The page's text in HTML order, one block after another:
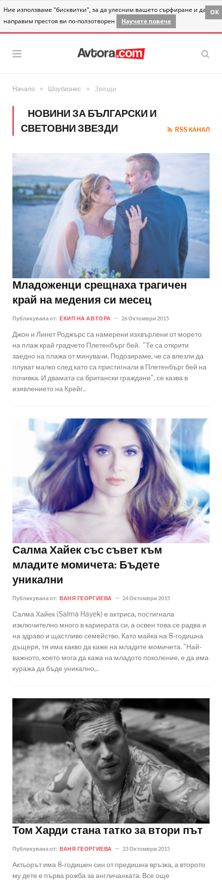
Ние използваме "бисквитки", за да улесним вашето сърфиране и да
направим престоя ви по-ползотворен
Научете повече
OK
Начало » Шоубизнес » Звезди
НОВИНИ ЗА БЪЛГАРСКИ И
СВЕТОВНИ ЗВЕЗДИ
RSS КАНАЛ
Младоженци срещнаха трагичен
край на медения си месец
Публикувана от: ЕКИП НА АВТОРА 26 Октомври 2015
Джон и Линет Роджърс са намерени изхвърлени от морето
на плаж край градчето Плетенбърг бей. "Те са открити
заедно на плажа от минувачи. Подозираме, че са влезли да
плуват малко след като са пристигнали в Плетенбърг бей на
почивка. И двамата са британски граждани", се казва в
изявлението на Крейг..
Салма Хайек със съвет към
младите момичета: Бъдете
уникални
Публикувана от: ВАНЯ ГЕОРГИЕВА 24 Октомври 2015
Салма Хайек (Salma Hayek) е актриса, постигнала
изключително много в кариерата си, а освен това се радва и
на здраво и щастливо семейство. Като майка на 8-годишна
дъщеря, тя има какво да каже на младите момичета. "Най-
важното, което мога да кажа на младото поколение, е да има
куража да бъде уникално,..
Том Харди стана татко за втори път
Публикувана от: ВАНЯ ГЕОРГИЕВА 23 Октомври 2015
Актьорът има 8-годишен син от предишна връзка, а второто
му дете е първа рожба за англичанката. Все още